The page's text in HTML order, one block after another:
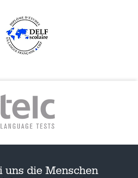
uns die Menschen